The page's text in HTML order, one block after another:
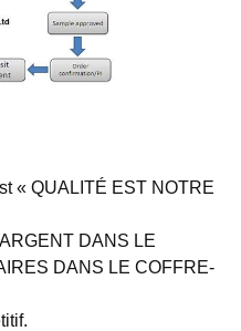
« QUALITÉ EST NOTRE
DANS LE
DANS LE COFFRE-